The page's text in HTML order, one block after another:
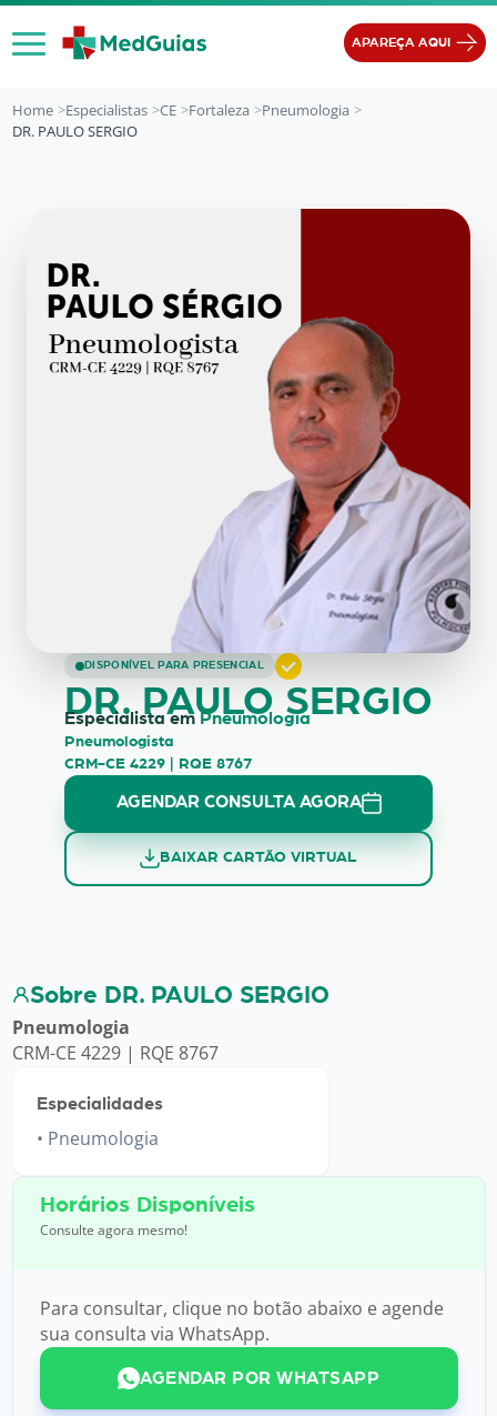
Ir para o conteúdo
APAREÇA AQUI
Home Especialistas CE Fortaleza
Pneumologia
DR. PAULO SERGIO
DISPONÍVEL PARA PRESENCIAL
DR. PAULO SERGIO
DR. PAULO SERGIO
Especialista em Pneumologia
Pneumologista
CRM-CE 4229 | RQE 8767
AGENDAR CONSULTA AGORA
BAIXAR CARTÃO VIRTUAL
Sobre DR. PAULO SERGIO
Pneumologia
CRM-CE 4229 | RQE 8767
Especialidades
Pneumologia
Horários Disponíveis
Consulte agora mesmo!
Para consultar, clique no botão abaixo e agende
sua consulta via WhatsApp.
AGENDAR POR WHATSAPP